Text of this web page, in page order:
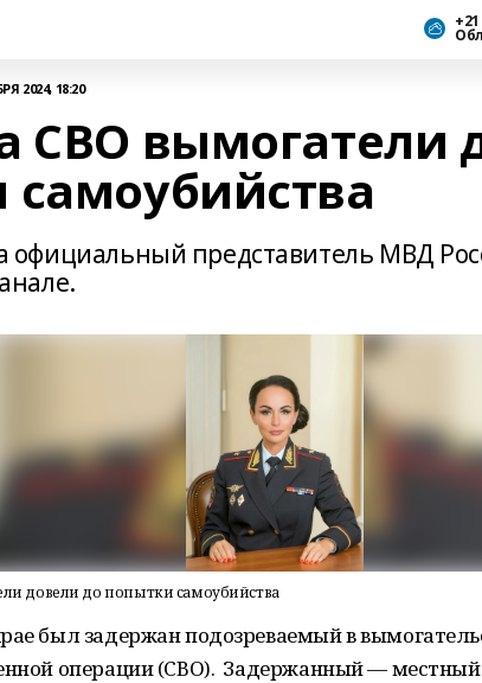
2024, 18:20
СВО вымогатели
официальный представитель МВД
довели до попытки самоубийства
был задержан подозреваемый в
операции (СВО). Задержанный — местный